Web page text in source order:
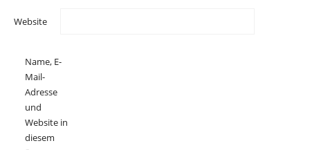
Website
Name, E-
Mail-
Adresse
und
Website in
diesem